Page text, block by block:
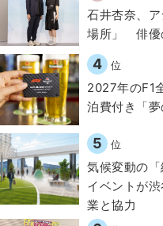
石井杏奈、
場所」 俳優
4 位
2027年のF1
泊費付き「
5 位
気候変動の
イベントが
業と協力